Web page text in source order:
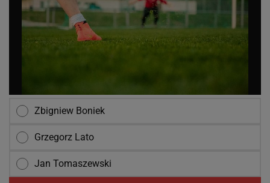
Zbigniew Boniek
Grzegorz Lato
Jan Tomaszewski